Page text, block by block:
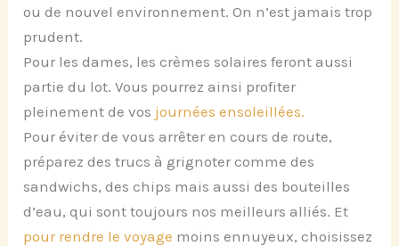
ou de nouvel environnement. On n’est jamais trop
prudent.
Pour les dames, les crèmes solaires feront aussi
partie du lot. Vous pourrez ainsi profiter
pleinement de vos journées ensoleillées.
Pour éviter de vous arrêter en cours de route,
préparez des trucs à grignoter comme des
sandwichs, des chips mais aussi des bouteilles
d’eau, qui sont toujours nos meilleurs alliés. Et
pour rendre le voyage moins ennuyeux, choisissez